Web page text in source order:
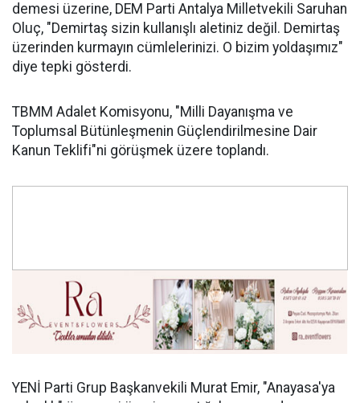
demesi üzerine, DEM Parti Antalya Milletvekili Saruhan
Oluç, "Demirtaş sizin kullanışlı aletiniz değil. Demirtaş
üzerinden kurmayın cümlelerinizi. O bizim yoldaşımız"
diye tepki gösterdi.
TBMM Adalet Komisyonu, "Milli Dayanışma ve
Toplumsal Bütünleşmenin Güçlendirilmesine Dair
Kanun Teklifi"ni görüşmek üzere toplandı.
YENİ Parti Grup Başkanvekili Murat Emir, "Anayasa'ya